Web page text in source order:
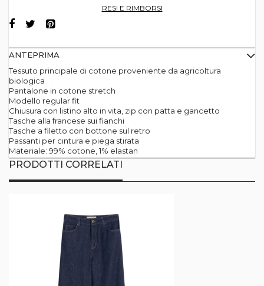
RESI E RIMBORSI
ANTEPRIMA
Tessuto principale di cotone proveniente da agricoltura
biologica
Pantalone in cotone stretch
Modello regular fit
Chiusura con listino alto in vita, zip con patta e gancetto
Tasche alla francese sui fianchi
Tasche a filetto con bottone sul retro
Passanti per cintura e piega stirata
Materiale: 99% cotone, 1% elastan
PRODOTTI CORRELATI